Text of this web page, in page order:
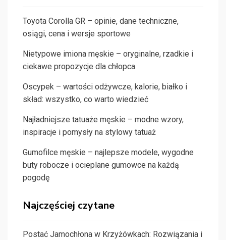
Toyota Corolla GR – opinie, dane techniczne,
osiągi, cena i wersje sportowe
Nietypowe imiona męskie – oryginalne, rzadkie i
ciekawe propozycje dla chłopca
Oscypek – wartości odżywcze, kalorie, białko i
skład: wszystko, co warto wiedzieć
Najładniejsze tatuaże męskie – modne wzory,
inspiracje i pomysły na stylowy tatuaż
Gumofilce męskie – najlepsze modele, wygodne
buty robocze i ocieplane gumowce na każdą
pogodę
Najczęściej czytane
Postać Jamochłona w Krzyżówkach: Rozwiązania i